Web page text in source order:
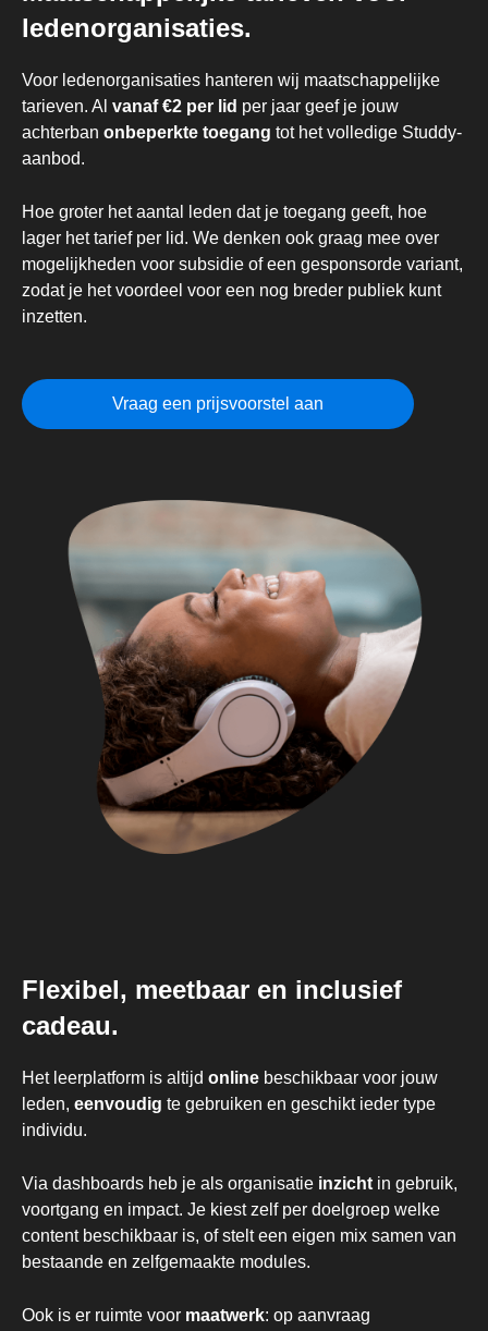
ledenorganisaties.
Voor ledenorganisaties hanteren wij maatschappelijke
tarieven. Al vanaf €2 per lid per jaar geef je jouw
achterban onbeperkte toegang tot het volledige Studdy-
aanbod.
Hoe groter het aantal leden dat je toegang geeft, hoe
lager het tarief per lid. We denken ook graag mee over
mogelijkheden voor subsidie of een gesponsorde variant,
zodat je het voordeel voor een nog breder publiek kunt
inzetten.
Vraag een prijsvoorstel aan
Flexibel, meetbaar en inclusief
cadeau.
Het leerplatform is altijd online beschikbaar voor jouw
leden, eenvoudig te gebruiken en geschikt ieder type
individu.
Via dashboards heb je als organisatie inzicht in gebruik,
voortgang en impact. Je kiest zelf per doelgroep welke
content beschikbaar is, of stelt een eigen mix samen van
bestaande en zelfgemaakte modules.
Ook is er ruimte voor maatwerk: op aanvraag